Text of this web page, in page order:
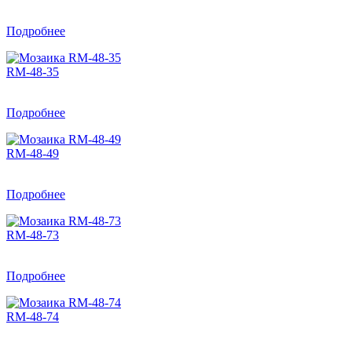
Подробнее
RM-48-35
Подробнее
RM-48-49
Подробнее
RM-48-73
Подробнее
RM-48-74